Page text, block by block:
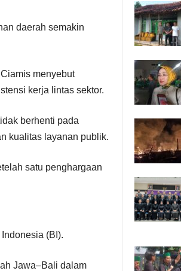
daerah semakin
menyebut
kerja lintas sektor.
berhenti pada
kualitas layanan publik.
satu penghargaan
(BI).
Jawa–Bali dalam